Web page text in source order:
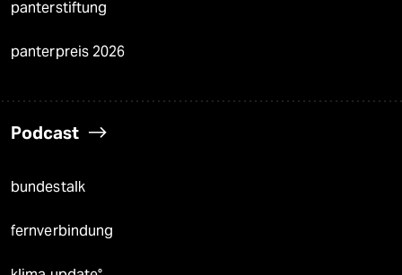
panterstiftung
panterpreis 2026
Podcast
bundestalk
fernverbindung